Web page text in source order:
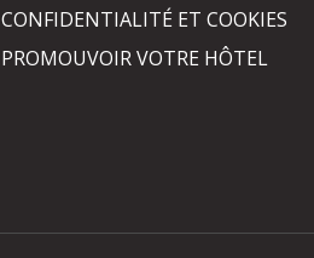
CONFIDENTIALITÉ ET COOKIES
PROMOUVOIR VOTRE HÔTEL